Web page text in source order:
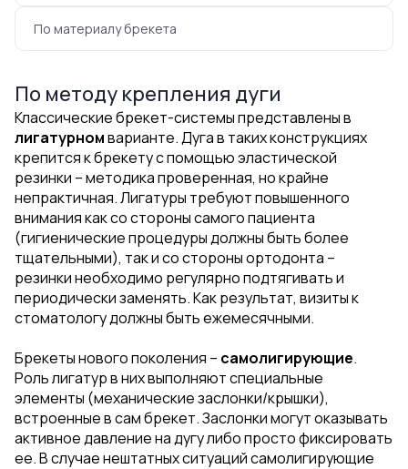
По материалу брекета
По методу крепления дуги
Классические брекет-системы представлены в
лигатурномварианте. Дуга в таких конструкциях
крепится к брекету с помощью эластической
резинки – методика проверенная, но крайне
непрактичная. Лигатуры требуют повышенного
внимания как со стороны самого пациента
(гигиенические процедуры должны быть более
тщательными), так и со стороны ортодонта –
резинки необходимо регулярно подтягивать и
периодически заменять. Как результат, визиты к
стоматологу должны быть ежемесячными.
Брекеты нового поколения – самолигирующие.
Роль лигатур в них выполняют специальные
элементы (механические заслонки/крышки),
встроенные в сам брекет. Заслонки могут оказывать
активное давление на дугу либо просто фиксировать
ее. В случае нештатных ситуаций самолигирующие